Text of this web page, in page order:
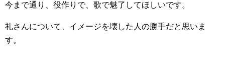
今まで通り、役作りで、歌で魅了してほしいです。
礼さんについて、イメージを壊した人の勝手だと思いま
す。